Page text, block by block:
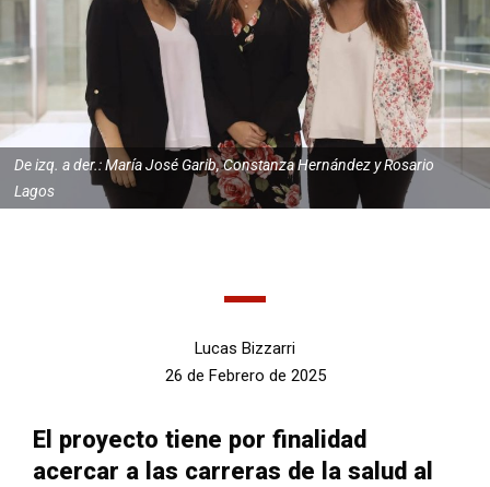
De izq. a der.: María José Garib, Constanza Hernández y Rosario
Lagos
Lucas Bizzarri
26 de Febrero de 2025
El proyecto tiene por finalidad
acercar a las carreras de la salud al